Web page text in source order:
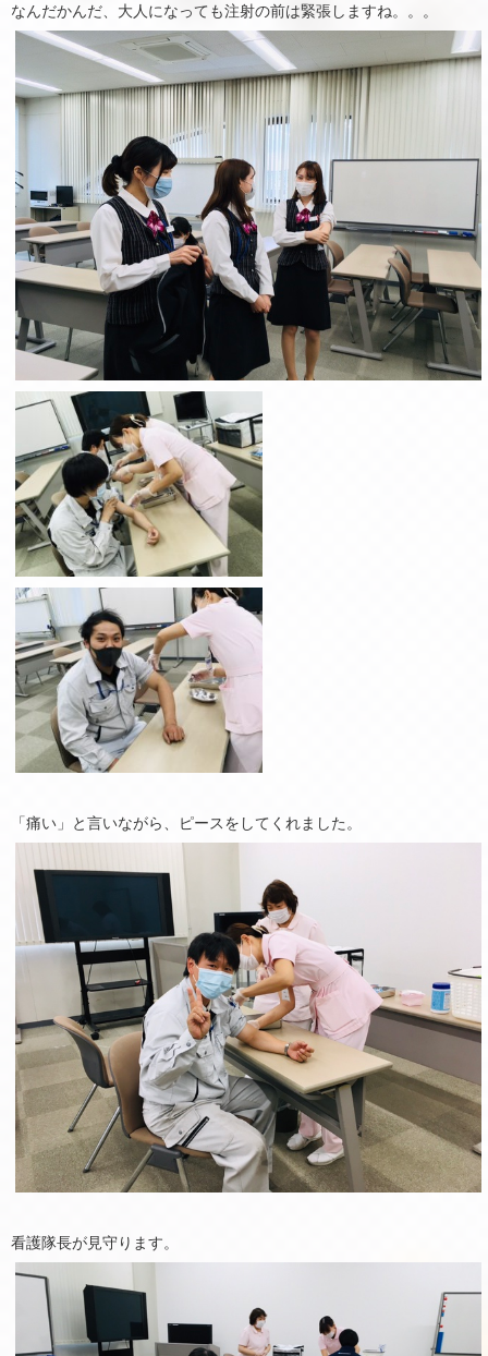
なんだかんだ、大人になっても注射の前は緊張しますね。。。
「痛い」と言いながら、ピースをしてくれました。
看護隊長が見守ります。